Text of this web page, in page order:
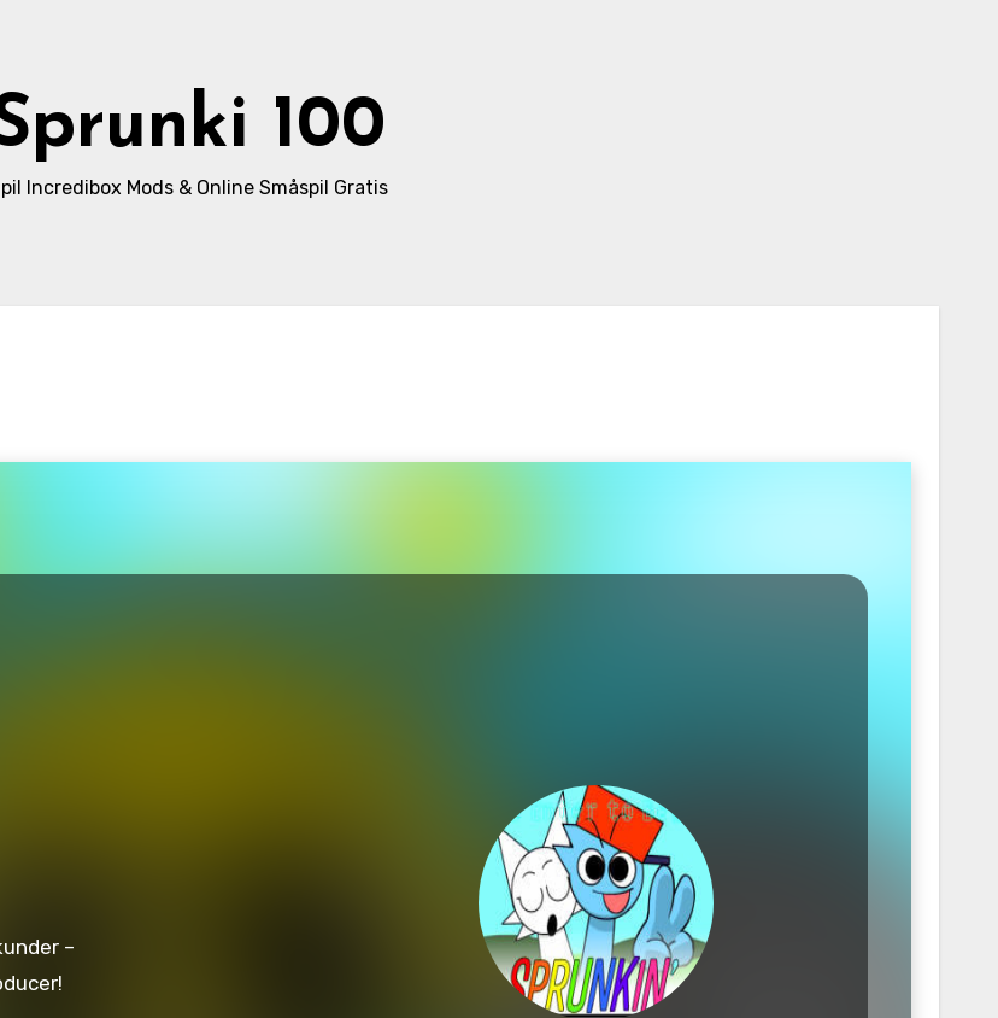
100
Incredibox Mods & Online Småspil Gratis
–